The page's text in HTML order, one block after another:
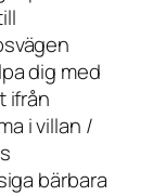
dig med
ifrån
i villan /
bärbara